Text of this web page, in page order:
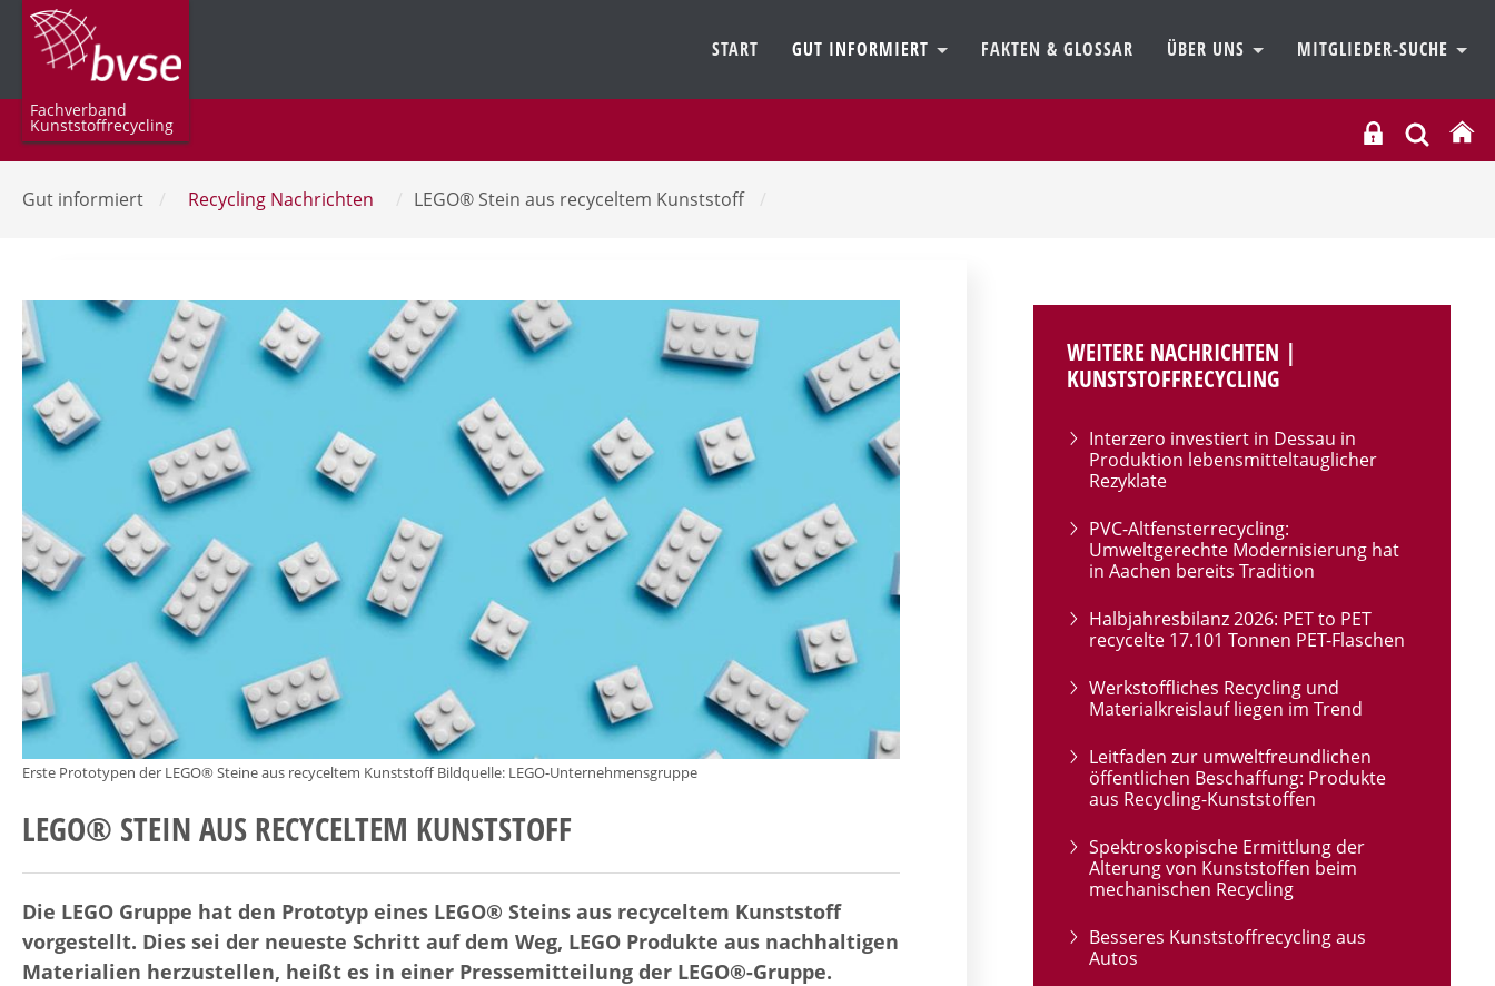
Fachverband
Kunststoffrecycling
START GUT INFORMIERT FAKTEN & GLOSSAR ÜBER UNS MITGLIEDER-SUCHE
Gut informiert / Recycling Nachrichten / LEGO® Stein aus recyceltem Kunststoff /
Erste Prototypen der LEGO® Steine aus recyceltem Kunststoff Bildquelle: LEGO-Unternehmensgruppe
LEGO® STEIN AUS RECYCELTEM KUNSTSTOFF
Die LEGO Gruppe hat den Prototyp eines LEGO® Steins aus recyceltem Kunststoff
vorgestellt. Dies sei der neueste Schritt auf dem Weg, LEGO Produkte aus nachhaltigen
Materialien herzustellen, heißt es in einer Pressemitteilung der LEGO®-Gruppe.
WEITERE NACHRICHTEN |
KUNSTSTOFFRECYCLING
Interzero investiert in Dessau in
Produktion lebensmitteltauglicher
Rezyklate
PVC-Altfensterrecycling:
Umweltgerechte Modernisierung hat
in Aachen bereits Tradition
Halbjahresbilanz 2026: PET to PET
recycelte 17.101 Tonnen PET-Flaschen
Werkstoffliches Recycling und
Materialkreislauf liegen im Trend
Leitfaden zur umweltfreundlichen
öffentlichen Beschaffung: Produkte
aus Recycling-Kunststoffen
Spektroskopische Ermittlung der
Alterung von Kunststoffen beim
mechanischen Recycling
Besseres Kunststoffrecycling aus
Autos